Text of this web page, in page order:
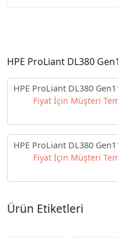
HPE ProLiant DL380
HPE ProLiant DL380
(2.1GHz/32C) 64GB
Fiyat İçin Müşteri
HPE ProLiant DL380
32GB (1x32GB DDR5 4800Mhz) 8x2.5" MR408i-
Fiyat İçin Müşteri
Ürün Etiketleri